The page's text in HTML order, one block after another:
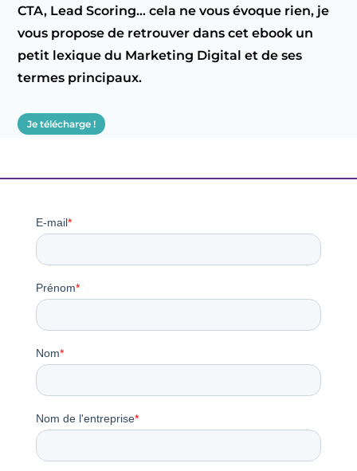
CTA, Lead Scoring… cela ne vous évoque rien, je
vous propose de retrouver dans cet ebook un
petit lexique du Marketing Digital et de ses
termes principaux.
Je télécharge !